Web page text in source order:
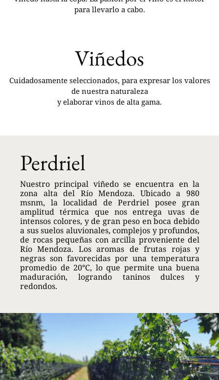
para llevarlo a cabo.
Viñedos
Cuidadosamente seleccionados, para expresar los valores
de nuestra naturaleza
y elaborar vinos de alta gama.
Perdriel
Nuestro principal viñedo se encuentra en la
zona alta del Río Mendoza. Ubicado a 980
msnm, la localidad de Perdriel posee gran
amplitud térmica que nos entrega uvas de
intensos colores, y de gran peso en boca debido
a sus suelos aluvionales, complejos y profundos,
de rocas pequeñas con arcilla proveniente del
Río Mendoza. Los aromas de frutas rojas y
negras son favorecidas por una temperatura
promedio de 20°C, lo que permite una buena
maduración, logrando taninos dulces y
redondos.